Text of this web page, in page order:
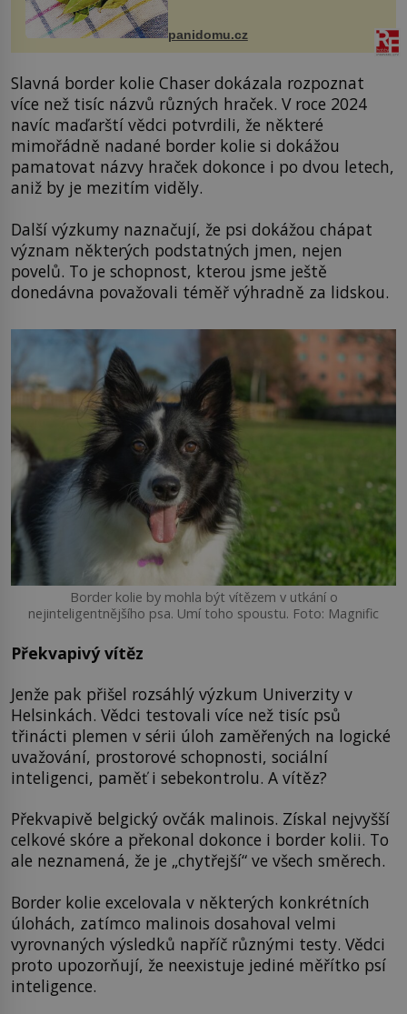
zmírnit některé naše neduhy.
Obsahuje v malém množství ně...
panidomu.cz
Slavná border kolie Chaser dokázala rozpoznat
více než tisíc názvů různých hraček. V roce 2024
navíc maďarští vědci potvrdili, že některé
mimořádně nadané border kolie si dokážou
pamatovat názvy hraček dokonce i po dvou letech,
aniž by je mezitím viděly.
Další výzkumy naznačují, že psi dokážou chápat
význam některých podstatných jmen, nejen
povelů. To je schopnost, kterou jsme ještě
donedávna považovali téměř výhradně za lidskou.
Border kolie by mohla být vítězem v utkání o
nejinteligentnějšího psa. Umí toho spoustu. Foto: Magnific
Překvapivý vítěz
Jenže pak přišel rozsáhlý výzkum Univerzity v
Helsinkách. Vědci testovali více než tisíc psů
třinácti plemen v sérii úloh zaměřených na logické
uvažování, prostorové schopnosti, sociální
inteligenci, paměť i sebekontrolu. A vítěz?
Překvapivě belgický ovčák malinois. Získal nejvyšší
celkové skóre a překonal dokonce i border kolii. To
ale neznamená, že je „chytřejší“ ve všech směrech.
Border kolie excelovala v některých konkrétních
úlohách, zatímco malinois dosahoval velmi
vyrovnaných výsledků napříč různými testy. Vědci
proto upozorňují, že neexistuje jediné měřítko psí
inteligence.